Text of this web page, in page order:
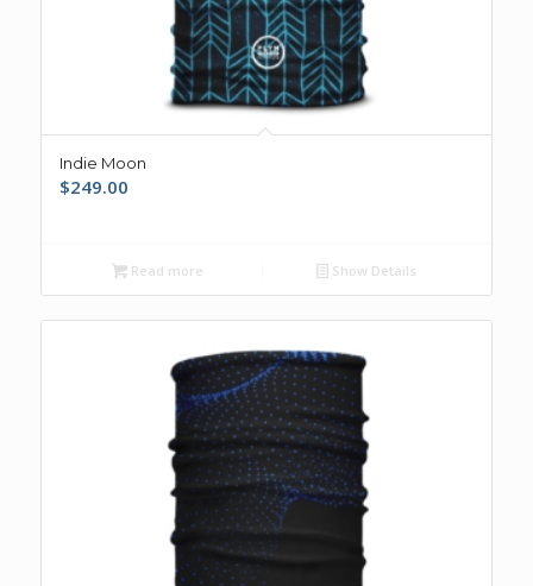
Indie Moon
$249.00
Read more Show Details